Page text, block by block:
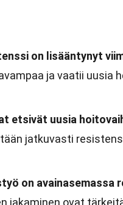
on lisääntynyt
ja vaatii uusia
etsivät uusia
jatkuvasti
on avainasemassa
jakaminen ovat